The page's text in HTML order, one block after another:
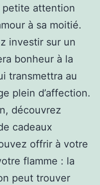
petite attention
à sa moitié.
investir sur un
bonheur à la
transmettra au
plein d’affection.
découvrez
cadeaux
offrir à votre
flamme : la
peut trouver